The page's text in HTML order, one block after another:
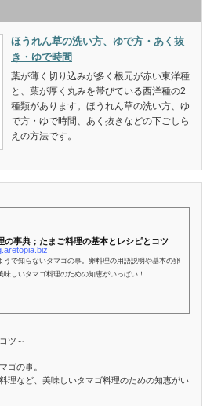
ほうれん草の洗い方、ゆで方・あく抜
き・ゆで時間
葉が薄く切り込みが多く根元が赤い東洋種
と、葉が厚く丸みを帯びている西洋種の2
種類があります。ほうれん草の洗い方、ゆ
で方・ゆで時間、あく抜きなどの下ごしら
えの方法です。
の事典；たまご料理の基本とレシピとコツ
うで知らないタマゴの事。卵料理の用語説明や基本の卵
味しいタマゴ料理のための知恵がいっぱい！
ツ～
ゴの事。
理など、美味しいタマゴ料理のための知恵がい